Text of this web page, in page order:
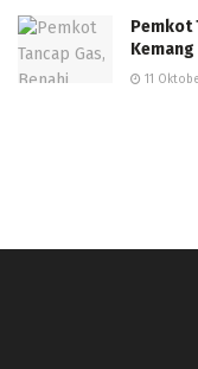
Pemkot
Kemang
11